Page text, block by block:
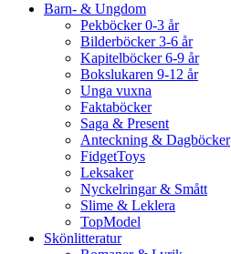
Barn- & Ungdom
Pekböcker 0-3 år
Bilderböcker 3-6 år
Kapitelböcker 6-9 år
Bokslukaren 9-12 år
Unga vuxna
Faktaböcker
Saga & Present
Anteckning & Dagböcker
FidgetToys
Leksaker
Nyckelringar & Smått
Slime & Leklera
TopModel
Skönlitteratur